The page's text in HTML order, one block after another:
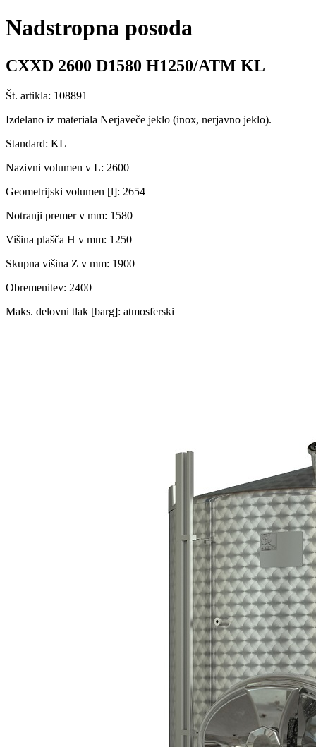
Nadstropna posoda
CXXD 2600 D1580 H1250/ATM KL
Št. artikla: 108891
Izdelano iz materiala Nerjaveče jeklo (inox, nerjavno jeklo).
Standard: KL
Nazivni volumen v L: 2600
Geometrijski volumen [l]: 2654
Notranji premer v mm: 1580
Višina plašča H v mm: 1250
Skupna višina Z v mm: 1900
Obremenitev: 2400
Maks. delovni tlak [barg]: atmosferski